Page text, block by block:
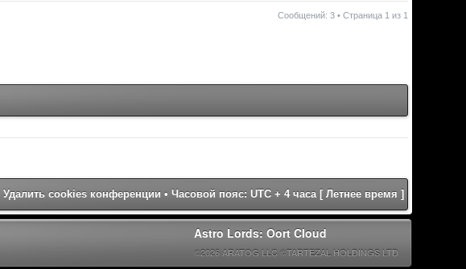
Сообщений: 3 • Страница 1 из 1
Удалить cookies конференции • Часовой пояс: UTC + 4 часа [ Летнее время ]
Astro Lords: Oort Cloud
©2026 ARATOG LLC ©TARTEZAL HOLDINGS LTD